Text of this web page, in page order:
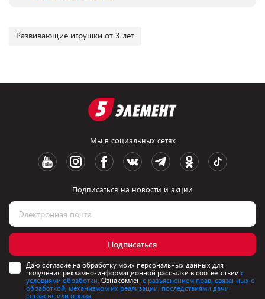
Развивающие игрушки от 3 лет
Мы в социальных сетях
Подписаться на новости и акции
Подписаться
Даю согласие на обработку моих персональных данных для
получения рекламно-информационной рассылки в соответствии с
условиями обработки. Ознакомлен с разъяснением прав, связанных с
обработкой, механизмом их реализации, последствиями дачи
согласия или отказа.